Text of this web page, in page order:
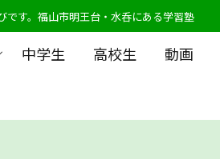
です。福山市明王台・水呑にある学習塾
中学生 高校生 動画